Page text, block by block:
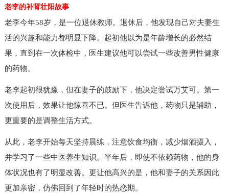
老李的补肾壮阳故事
老李今年58岁，是一位退休教师。退休后，他发现自己对夫妻生
活的兴趣和能力都明显下降。起初他以为是年龄增长的必然结
果，直到在一次体检中，医生建议他可以尝试一些改善男性健康
的药物。
老李起初很犹豫，但在妻子的鼓励下，他决定尝试万艾可。第一
次使用后，效果让他惊喜不已。但医生告诉他，药物只是辅助，
更重要的是调整生活方式。
从此，老李开始每天坚持晨练，注意饮食均衡，减少烟酒摄入，
并学习了一些中医养生知识。半年后，即使不依赖药物，他的身
体状况也有了明显改善。更让他高兴的是，他和妻子的关系因此
更加亲密，仿佛回到了年轻时的热恋期。